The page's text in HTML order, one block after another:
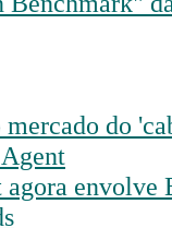
do
envolve